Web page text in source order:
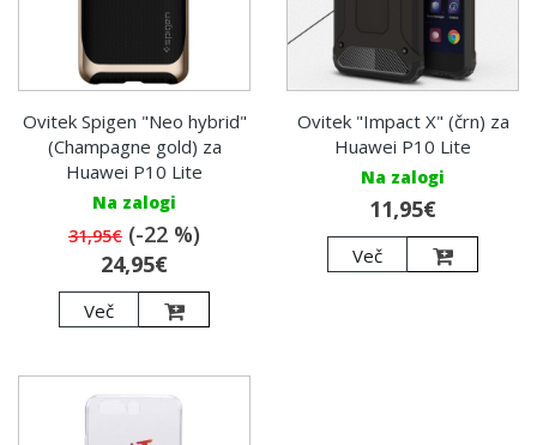
Ovitek Spigen "Neo hybrid"
(Champagne gold) za
Huawei P10 Lite
Na zalogi
31,95€ (-22 %)
24,95€
Več
Ovitek "Impact X" (črn) za
Huawei P10 Lite
Na zalogi
11,95€
Več